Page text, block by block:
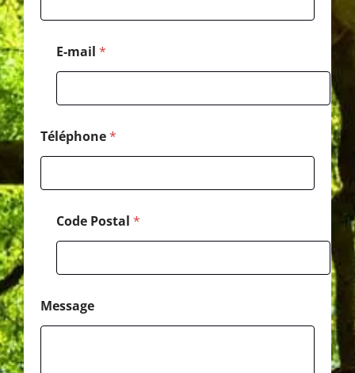
e
M
E-mail *
Téléphone*
Code Postal *
Message